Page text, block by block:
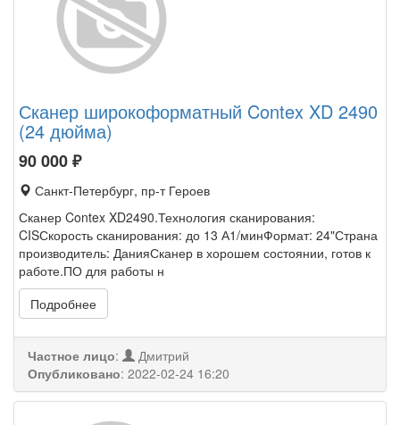
Сканер широкоформатный Contex XD 2490
(24 дюйма)
90 000₽
Санкт-Петербург, пр-т Героев
Сканер Contex XD2490.Технология сканирования:
CISСкорость сканирования: до 13 А1/минФормат: 24"Страна
производитель: ДанияСканер в хорошем состоянии, готов к
работе.ПО для работы н
Подробнее
Частное лицо:
Дмитрий
Опубликовано: 2022-02-24 16:20